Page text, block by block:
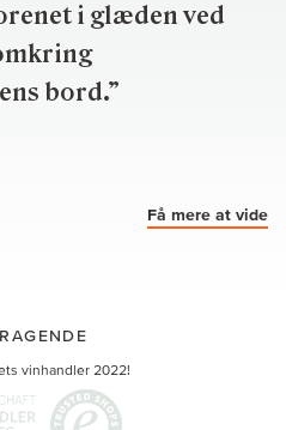
i glæden ved
bord.”
Få mere at vide
vinhandler 2022!